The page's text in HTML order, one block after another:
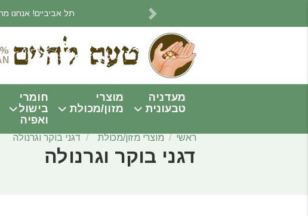
תל אביביים! אנחנו מתחייבים למקסימום 2 ימי
Next
מעדניה
טבעונית
מוצרי
מזון/מכולת
חומרי
בישול
ואפיה
ראשי מוצרי מזון/מכולת דגני בוקר וגרנולה
דגני בוקר וגרנולה